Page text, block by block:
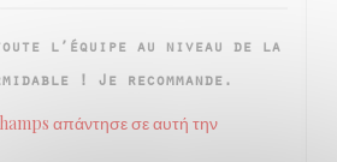
l’équipe au niveau de la
! Je recommande.
απάντησε σε αυτή την